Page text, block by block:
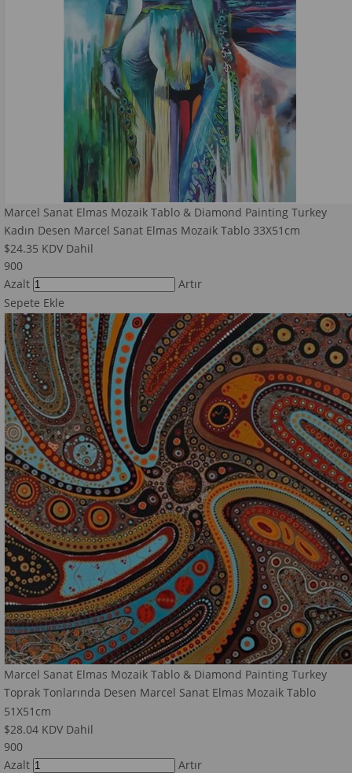
Marcel Sanat Elmas Mozaik Tablo & Diamond Painting Turkey
Kadın Desen Marcel Sanat Elmas Mozaik Tablo 33X51cm
$24.35 KDV Dahil
900
Azalt
Artır
Sepete Ekle
Marcel Sanat Elmas Mozaik Tablo & Diamond Painting Turkey
Toprak Tonlarında Desen Marcel Sanat Elmas Mozaik Tablo
51X51cm
$28.04 KDV Dahil
900
Azalt
Artır